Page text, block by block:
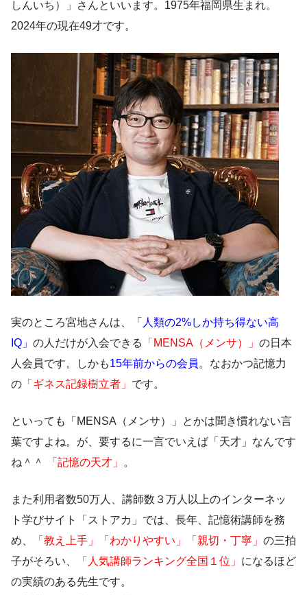
しんいち）」さんといいます。1975年福岡県生まれ。
2024年の現在49才です。
実のところ宮地さんは、
「人類の2%しか持ち得ない高
IQ」 の人だけが入会できる 「MENSA（メンサ）」 の日本
人会員です。しかも15年前からの会員 。なおかつ記憶力
の 「ギネス記録樹立者」 です。
といっても「MENSA（メンサ）」とかは聞き慣れない言
葉ですよね。が、要するに一言でいえば「天才」なんです
ね＾＾
「記憶の天才」 。
また利用者数50万人、講師数３万人以上のインターネッ
ト学びサイト「ストアカ」では、長年、記憶術講師を務
め、
「教え上手」「わかりやすい」「親切・丁寧」 の三拍
子がそろい、
「人気講師ランキング全国１位」 になるほど
の実績のある先生です。